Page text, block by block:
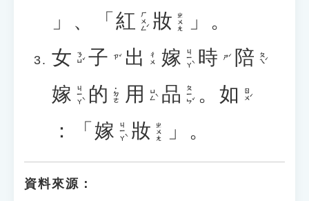
」、「 紅 ㄏㄨㄥˊ 妝 ㄓㄨㄤ
」。
女 ㄋㄩˇ 子 ㄗˇ 出 ㄔㄨ 嫁 ㄐㄧㄚˋ 時 ㄕˊ 陪 ㄆㄟˊ
嫁 ㄐㄧㄚˋ 的 ˙ㄉㄜ 用 ㄩㄥˋ 品 ㄆㄧㄣˇ 。 如 ㄖㄨˊ
：「 嫁 ㄐㄧㄚˋ 妝 ㄓㄨㄤ 」。
資料來源：